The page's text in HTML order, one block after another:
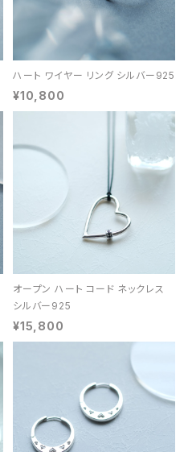
ハート ワイヤー リング シルバー925
¥10,800
オープン ハート コード ネックレス
シルバー925
¥15,800